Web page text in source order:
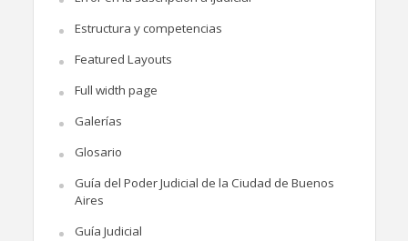
Estructura y competencias
Featured Layouts
Full width page
Galerías
Glosario
Guía del Poder Judicial de la Ciudad de Buenos
Aires
Guía Judicial